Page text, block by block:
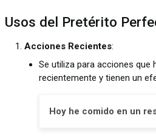
Usos del Pretérito
Acciones Recientes:
Se utiliza para acciones que
recientemente y tienen un
Hoy he comido en un